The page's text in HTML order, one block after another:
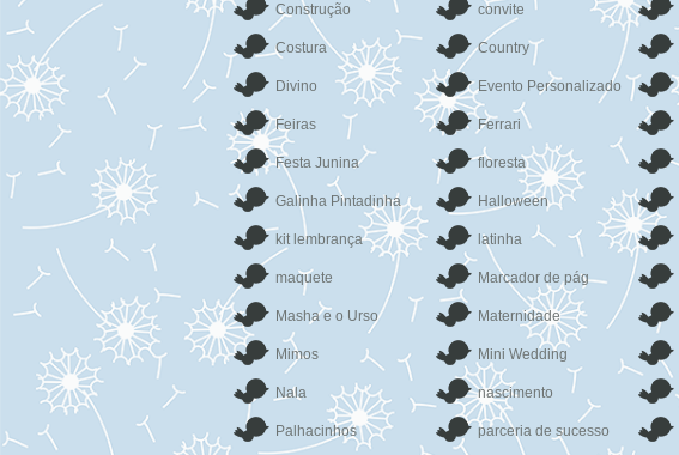
Construção convite
Costura Country
Divino Evento Personalizado
Feiras Ferrari
Festa Junina floresta
Galinha Pintadinha Halloween
kit lembrança latinha
maquete Marcador de pág
Masha e o Urso Maternidade
Mimos Mini Wedding
Nala nascimento
Palhacinhos parceria de sucesso